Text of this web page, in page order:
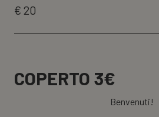
€ 20
COPERTO 3€
Benvenuti!